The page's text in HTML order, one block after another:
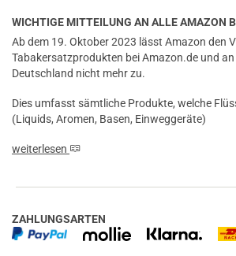
WICHTIGE MITTEILUNG AN ALLE AMAZON
Ab dem 19. Oktober 2023 lässt Amazon den
Tabakersatzprodukten bei Amazon.de und an
Deutschland nicht mehr zu.
Dies umfasst sämtliche Produkte, welche
(Liquids, Aromen, Basen, Einweggeräte)
weiterlesen
ZAHLUNGSARTEN